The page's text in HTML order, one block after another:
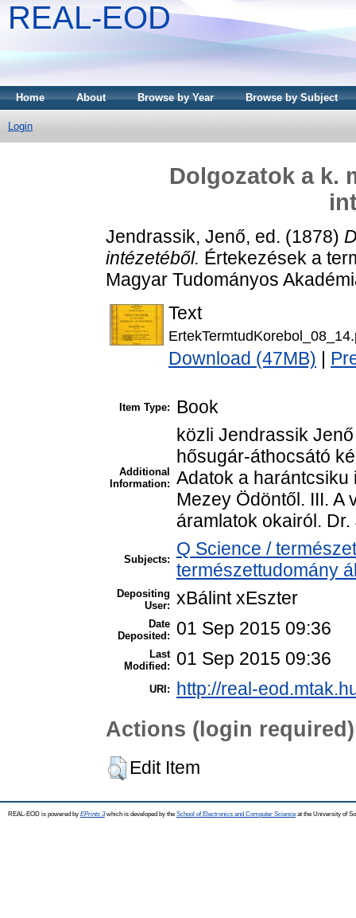
REAL-EOD
Home About Browse by Year Browse by Subject
Login
Dolgozatok a k.
Jendrassik, Jenő, ed. (1878)
intézetéből. Értekezések a
Magyar Tudományos
Text
Download (47MB)
Item Type: Book
Additional
Information:
közli Jendrassik
hősugár-áthocsátó
Adatok a harántcsiku
Mezey Ödöntől. III. A
áramlatok okairól.
Subjects:
Q Science /
természettudomány
Depositing
User: xBálint xEszter
Date
Deposited:
01 Sep 2015 09:36
Last
Modified:
01 Sep 2015 09:36
URI: http://real-
Actions (login required)
Edit Item
REAL-EOD is powered by EPrints 3which is developed by the School of Electronics and Computer Science at the University of